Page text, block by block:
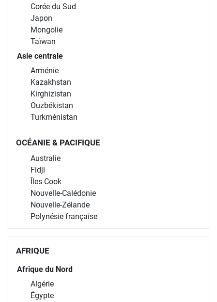
Corée du Sud
Japon
Mongolie
Taïwan
Asie centrale
Arménie
Kazakhstan
Kirghizistan
Ouzbékistan
Turkménistan
OCÉANIE & PACIFIQUE
Australie
Fidji
Îles Cook
Nouvelle-Calédonie
Nouvelle-Zélande
Polynésie française
AFRIQUE
Afrique du Nord
Algérie
Égypte